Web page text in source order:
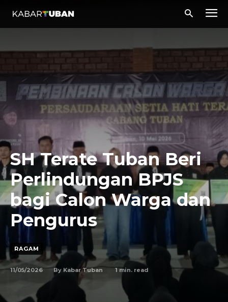
SH Terate Tuban Beri
Perlindungan BPJS
bagi Calon Warga dan
Pengurus
RAGAM
11/05/2026 By Kabar Tuban 1min. read